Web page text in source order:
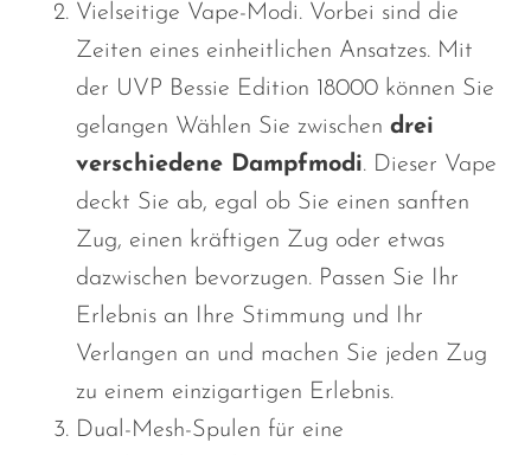
Vielseitige Vape-Modi. Vorbei sind die
Zeiten eines einheitlichen Ansatzes. Mit
der UVP Bessie Edition 18000 können Sie
gelangen Wählen Sie zwischen drei
verschiedene Dampfmodi. Dieser Vape
deckt Sie ab, egal ob Sie einen sanften
Zug, einen kräftigen Zug oder etwas
dazwischen bevorzugen. Passen Sie Ihr
Erlebnis an Ihre Stimmung und Ihr
Verlangen an und machen Sie jeden Zug
zu einem einzigartigen Erlebnis.
Dual-Mesh-Spulen für eine